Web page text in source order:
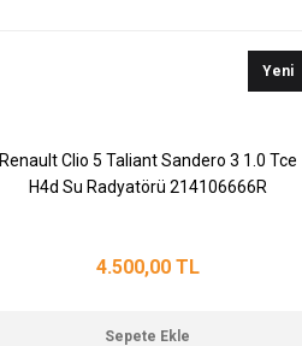
Yeni
Renault Clio 5 Taliant Sandero 3 1.0 Tce
H4d Su Radyatörü 214106666R
4.500,00 TL
Sepete Ekle